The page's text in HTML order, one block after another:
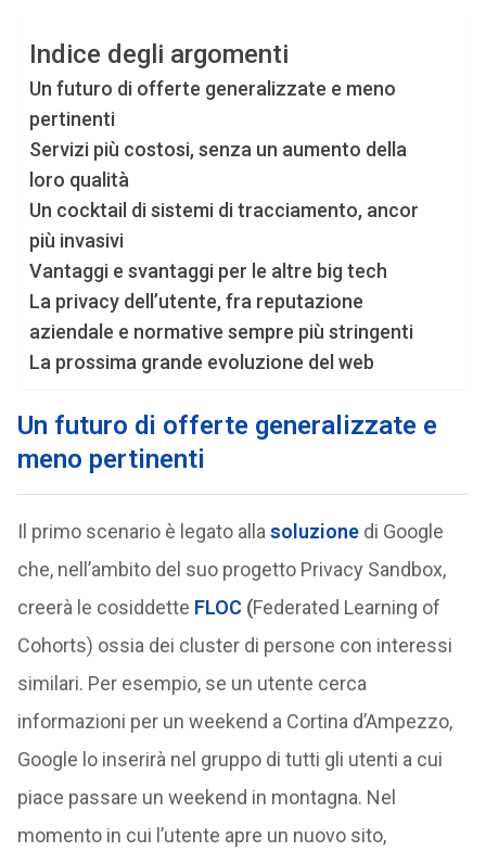
Indice degli argomenti
Un futuro di offerte generalizzate e meno
pertinenti
Servizi più costosi, senza un aumento della
loro qualità
Un cocktail di sistemi di tracciamento, ancor
più invasivi
Vantaggi e svantaggi per le altre big tech
La privacy dell’utente, fra reputazione
aziendale e normative sempre più stringenti
La prossima grande evoluzione del web
Un futuro di offerte generalizzate e
meno pertinenti
Il primo scenario è legato alla soluzione di Google
che, nell’ambito del suo progetto Privacy Sandbox,
creerà le cosiddette FLOC (Federated Learning of
Cohorts) ossia dei cluster di persone con interessi
similari. Per esempio, se un utente cerca
informazioni per un weekend a Cortina d’Ampezzo,
Google lo inserirà nel gruppo di tutti gli utenti a cui
piace passare un weekend in montagna. Nel
momento in cui l’utente apre un nuovo sito,